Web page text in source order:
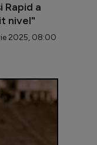
Rapid a
nivel"
2025, 08:00
Accidentul